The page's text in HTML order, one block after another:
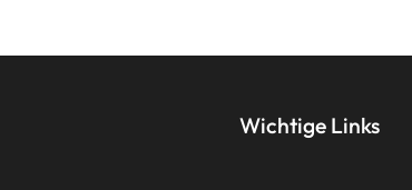
Wichtige Links